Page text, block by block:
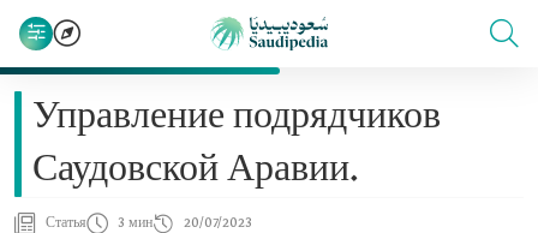
Управление подрядчиков
Саудовской Аравии.
Статья 3 мин 20/07/2023